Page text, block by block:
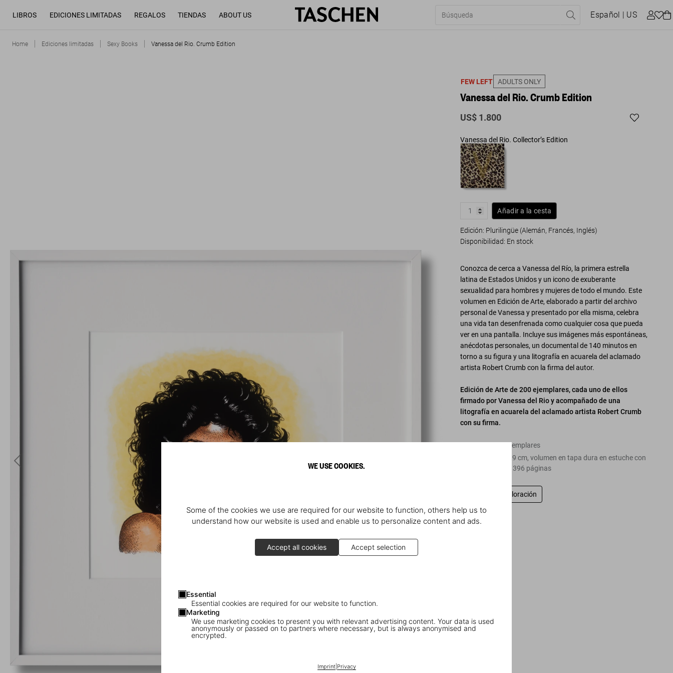
WE USE COOKIES.
Some of the cookies we use are required for our website to function, others help us to
understand how our website is used and enable us to personalize content and ads.
Accept all cookies Accept selection
Essential
Essential cookies are required for our website to function.
Marketing
We use marketing cookies to present you with relevant advertising content. Your data is used
anonymously or passed on to partners where necessary, but is always anonymised and
encrypted.
Imprint| Privacy
LIBROS EDICIONES LIMITADAS REGALOS TIENDAS ABOUT US Español | US
Home Ediciones limitadas Sexy Books Vanessa del Rio. Crumb Edition
FEW LEFT ADULTS ONLY
Vanessa del Rio. Crumb Edition
US$ 1.800
Vanessa del Rio. Collector’s Edition
Añadir a la cesta
Edición: Plurilingüe (Alemán, Francés, Inglés)
Disponibilidad: En stock
Conozca de cerca a Vanessa del Río, la primera estrella
latina de Estados Unidos y un icono de exuberante
sexualidad para hombres y mujeres de todo el mundo. Este
volumen en Edición de Arte, elaborado a partir del archivo
personal de Vanessa y presentado por ella misma, celebra
una vida tan desenfrenada como cualquier cosa que pueda
ver en una pantalla. Incluye sus imágenes más espontáneas,
anécdotas personales, un documental de 140 minutos en
torno a su figura y una litografía en acuarela del aclamado
artista Robert Crumb con la firma del autor.
Edición de Arte de 200 ejemplares, cada uno de ellos
firmado por Vanessa del Rio y acompañado de una
litografía en acuarela del aclamado artista Robert Crumb
con su firma.
Edición de 200 ejemplares
Litografía, 29 x 29 cm, volumen en tapa dura en estuche con
DVD, 30 x 30 cm, 396 páginas
Escriba una valoración